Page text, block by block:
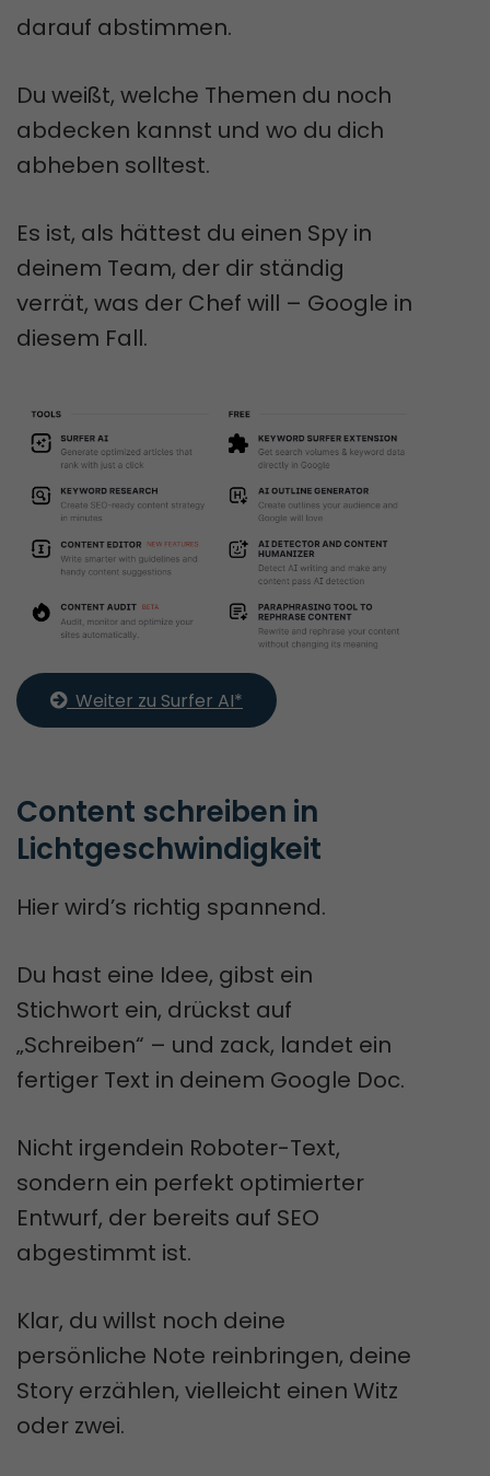
darauf abstimmen.
Du weißt, welche Themen du noch
abdecken kannst und wo du dich
abheben solltest.
Es ist, als hättest du einen Spy in
deinem Team, der dir ständig
verrät, was der Chef will – Google in
diesem Fall.
  Weiter zu Surfer AI*
Content schreiben in
Lichtgeschwindigkeit
Hier wird’s richtig spannend.
Du hast eine Idee, gibst ein
Stichwort ein, drückst auf
„Schreiben“ – und zack, landet ein
fertiger Text in deinem Google Doc.
Nicht irgendein Roboter-Text,
sondern ein perfekt optimierter
Entwurf, der bereits auf SEO
abgestimmt ist.
Klar, du willst noch deine
persönliche Note reinbringen, deine
Story erzählen, vielleicht einen Witz
oder zwei.